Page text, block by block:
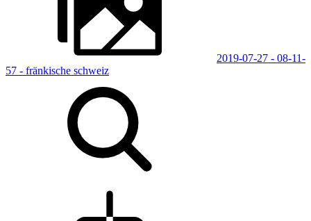
2019-07-27 - 08-11-
57 - fränkische schweiz